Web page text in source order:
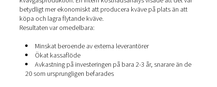
Garanterade leveranstider,
avbrott
För Eligio Re Fraschini är det en renomméfråga att hålla
deadlines. En brand eller teknisk försening kan
produktionsbatcher och störa projektleveransen.